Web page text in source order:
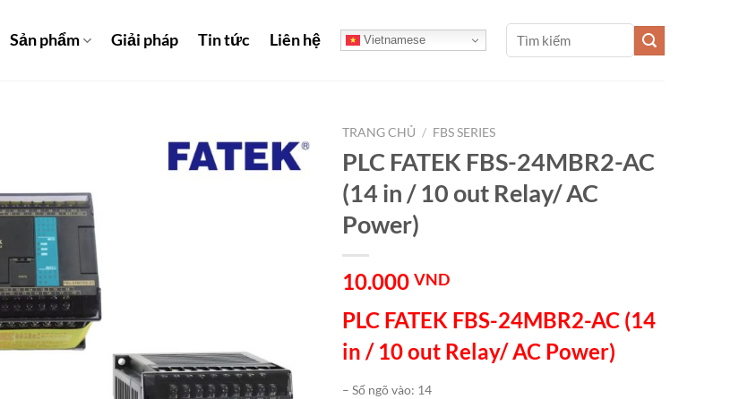
Sản phẩm Giải pháp Tin tức Liên hệ Vietnamese
kiếm:
TRANG CHỦ / FBS SERIES
PLC FATEK FBS-24MBR2-AC
(14 in / 10 out Relay/ AC
Power)
10.000 VND
PLC FATEK FBS-24MBR2-AC (14
in / 10 out Relay/ AC Power)
– Số ngõ vào: 14